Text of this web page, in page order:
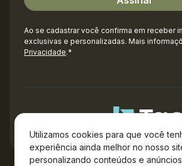
Utilizamos cookies para que você
experiência ainda melhor no nosso
personalizando conteúdos e anúncios,
Ao se cadastrar você confirma em receber
exclusivas e personalizadas. Mais
Privacidade.*